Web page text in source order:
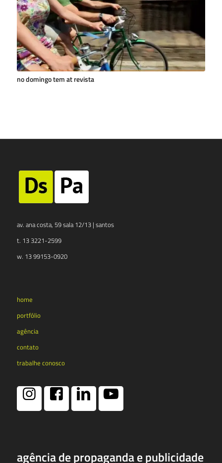
no domingo tem at revista
av. ana costa, 59 sala 12/13 | santos
t. 13 3221-2599
w. 13 99153-0920
home
portfólio
agência
contato
trabalhe conosco
agência de propaganda e publicidade